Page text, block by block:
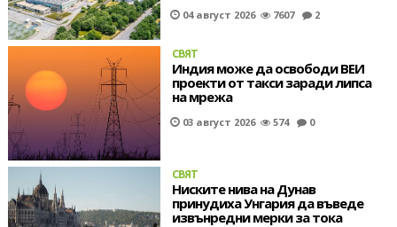
04 август 2026 7607 2
СВЯТ
Индия може да освободи ВЕИ
проекти от такси заради липса
на мрежа
03 август 2026 574 0
СВЯТ
Ниските нива на Дунав
принудиха Унгария да въведе
извънредни мерки за тока